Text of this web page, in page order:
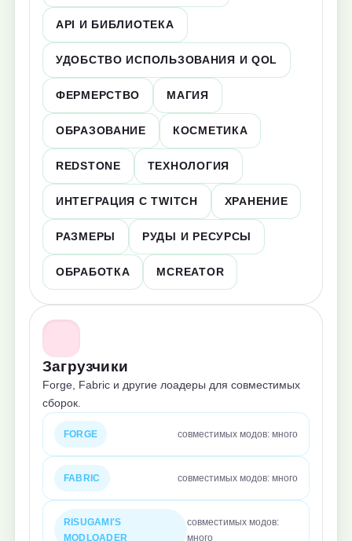
API И БИБЛИОТЕКА
УДОБСТВО ИСПОЛЬЗОВАНИЯ И QOL
ФЕРМЕРСТВО МАГИЯ
ОБРАЗОВАНИЕ КОСМЕТИКА
REDSTONE ТЕХНОЛОГИЯ
ИНТЕГРАЦИЯ С TWITCH ХРАНЕНИЕ
РАЗМЕРЫ РУДЫ И РЕСУРСЫ
ОБРАБОТКА MCREATOR
Загрузчики
Forge, Fabric и другие лоадеры для совместимых
сборок.
FORGE совместимых модов: много
FABRIC совместимых модов: много
RISUGAMI'S
MODLOADER
совместимых модов:
много